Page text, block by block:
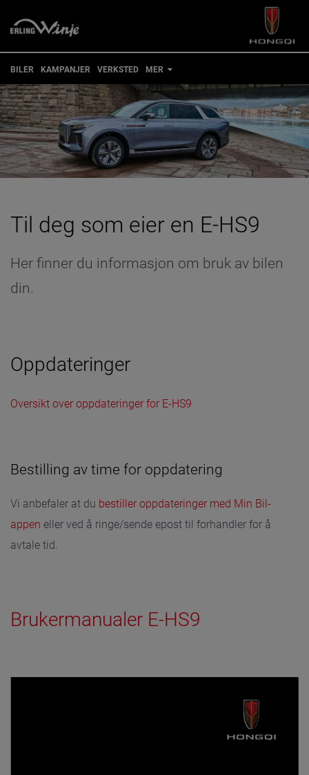
BILER KAMPANJER VERKSTED MER
TIPS OG RÅD
FOR EIERE
KONTAKT
BESTILL VERKSTEDTIME
Til deg som eier en E-HS9
Her finner du informasjon om bruk av bilen
din.
Oppdateringer
Oversikt over oppdateringer for E-HS9
Bestilling av time for oppdatering
Vi anbefaler at du bestiller oppdateringer med Min Bil-
appen eller ved å ringe/sende epost til forhandler for å
avtale tid.
Brukermanualer E-HS9